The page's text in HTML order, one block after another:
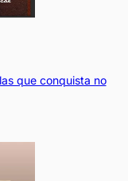
que conquista no